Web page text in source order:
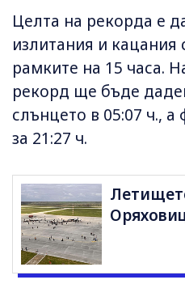
Целта на рекорда е
излитания и кацания
рамките на 15 часа.
рекорд ще бъде
слънцето в 05:07 ч.,
за 21:27 ч.